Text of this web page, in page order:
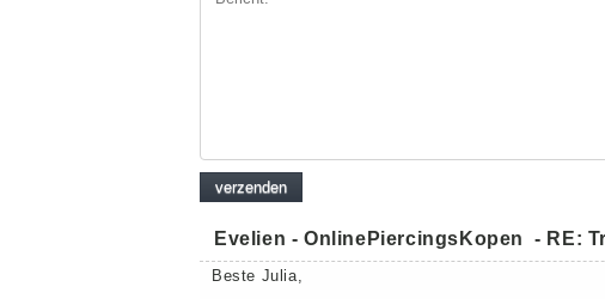
Evelien - OnlinePiercingsKopen - RE:
Beste Julia,